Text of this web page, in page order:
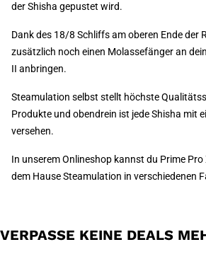
der Shisha gepustet wird.
Dank des 18/8 Schliffs am oberen Ende der
zusätzlich noch einen Molassefänger an
II anbringen.
Steamulation selbst stellt höchste
Produkte und obendrein ist jede Shisha mit
versehen.
In unserem Onlineshop kannst du Prime Pro
dem Hause Steamulation in verschiedenen
VERPASSE KEINE DEALS